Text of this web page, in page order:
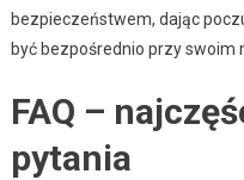
bezpieczeństwem, dając
być bezpośrednio przy swoim
FAQ –
pytania